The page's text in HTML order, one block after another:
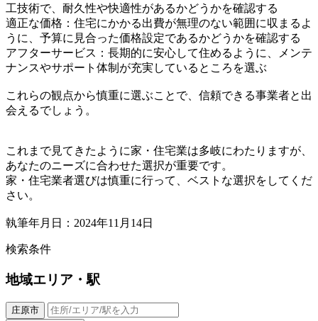
工技術で、耐久性や快適性があるかどうかを確認する
適正な価格：住宅にかかる出費が無理のない範囲に収まるよ
うに、予算に見合った価格設定であるかどうかを確認する
アフターサービス：長期的に安心して住めるように、メンテ
ナンスやサポート体制が充実しているところを選ぶ
これらの観点から慎重に選ぶことで、信頼できる事業者と出
会えるでしょう。
これまで見てきたように家・住宅業は多岐にわたりますが、
あなたのニーズに合わせた選択が重要です。
家・住宅業者選びは慎重に行って、ベストな選択をしてくだ
さい。
執筆年月日：2024年11月14日
検索条件
地域エリア・駅
庄原市